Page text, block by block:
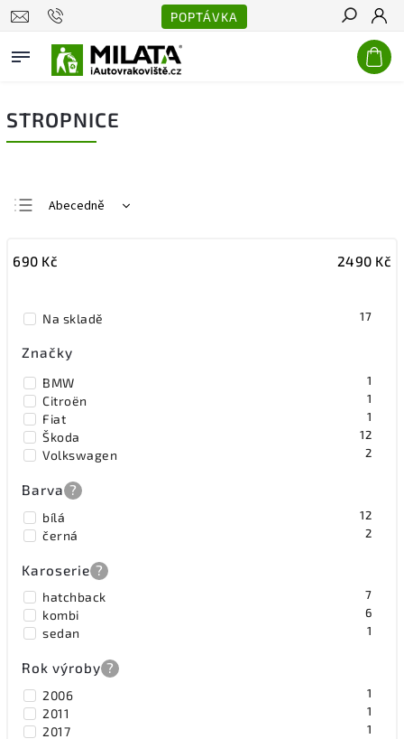
POPTÁVKA
Hledat
STROPNICE
Abecedně
Nejdražší
690 Kč 2490 Kč
Na skladě 17
Značky
BMW 1
Citroën 1
Fiat 1
Škoda 12
Volkswagen 2
Barva ?
bílá 12
černá 2
Karoserie ?
hatchback 7
kombi 6
sedan 1
Rok výroby ?
2006 1
2011 1
2017 1